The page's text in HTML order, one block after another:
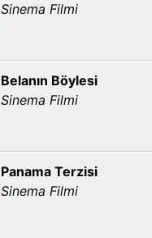
Sinema Filmi
Belanın Böylesi
Sinema Filmi
Panama Terzisi
Sinema Filmi